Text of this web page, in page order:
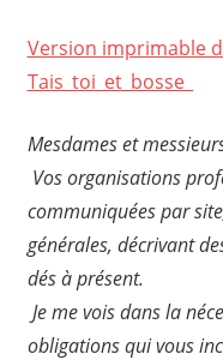
Version imprimable
Tais_toi_et_bosse_
Mesdames et
Vos organisations
communiquées par
générales, décrivant
dés à présent.
Je me vois dans la
obligations qui vous